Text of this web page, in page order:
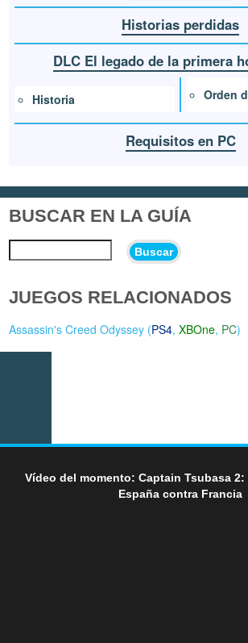
Historias perdidas
DLC El legado de la primera
Historia Orden
Requisitos en PC
BUSCAR EN LA GUÍA
Buscar
JUEGOS RELACIONADOS
Assassin's Creed Odyssey (PS4,XBOne, PC)
Vídeo del momento: Captain Tsubasa
España contra Francia